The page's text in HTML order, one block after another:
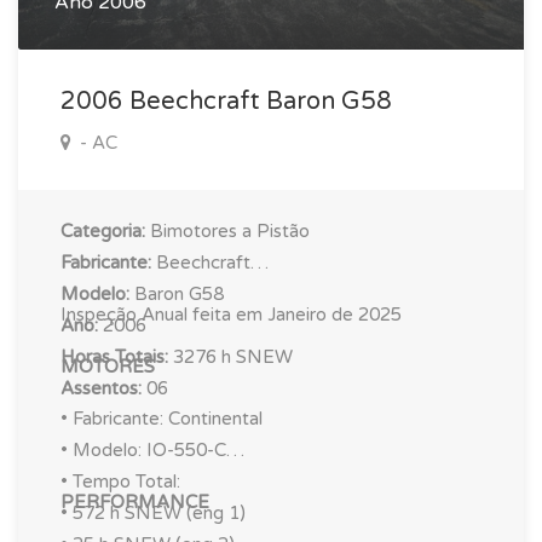
• Velocidade Máxima: 205 kts
• Velocidade Normal:
2006 Beechcraft Baron G58
- AC
Categoria: Bimotores a Pistão
Fabricante: Beechcraft
Modelo: Baron G58
Ano:2006
Horas Totais: 3276 h SNEW
Assentos: 06
Inspeção Anual feita em Janeiro de 2025
MOTORES
• Fabricante: Continental
• Modelo: IO-550-C
• Tempo Total:
• 572 h SNEW (eng 1)
PERFORMANCE